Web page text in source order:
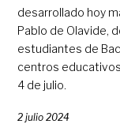
desarrollado hoy
Pablo de Olavide,
estudiantes de
centros
4 de julio.
2 julio 2024